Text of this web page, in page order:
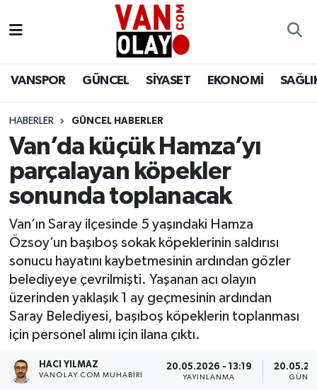
VANSPOR GÜNCEL SİYASET EKONOMİ
HABERLER GÜNCEL HABERLER
Van’da küçük Hamza’yı
parçalayan köpekler
sonunda toplanacak
Van’ın Saray ilçesinde 5 yaşındaki Hamza
Özsoy’un başıboş sokak köpeklerinin saldırısı
sonucu hayatını kaybetmesinin ardından gözler
belediyeye çevrilmişti. Yaşanan acı olayın
üzerinden yaklaşık 1 ay geçmesinin ardından
Saray Belediyesi, başıboş köpeklerin toplanması
için personel alımı için ilana çıktı.
HACI YILMAZ
VANOLAY.COM MUHABIRI
20.05.2026 - 13:19
YAYINLANMA
Siyaset
Ekonomi
Sağlık
Eğitim
Bilim & Teknoloji
Dünya
RESMİ İLANLAR
Van Nöbetçi Eczaneler
Van Namaz Vakitleri
Van Trafik Yoğunluk Haritası
Süper Lig Puan Durumu ve Fikstür
Tüm Manşetler
Son Dakika Haberleri
Haber Arşivi